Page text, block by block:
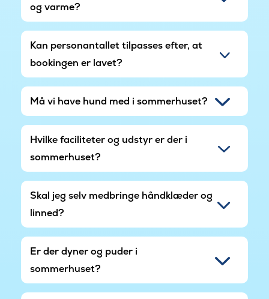
og varme?
Kan personantallet tilpasses efter, at
bookingen er lavet?
Må vi have hund med i sommerhuset?
Hvilke faciliteter og udstyr er der i
sommerhuset?
Skal jeg selv medbringe håndklæder og
linned?
Er der dyner og puder i
sommerhuset?